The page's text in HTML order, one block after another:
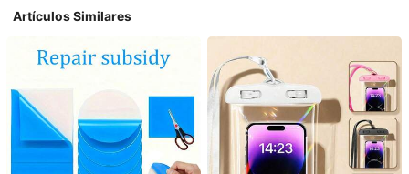
Artículos Similares